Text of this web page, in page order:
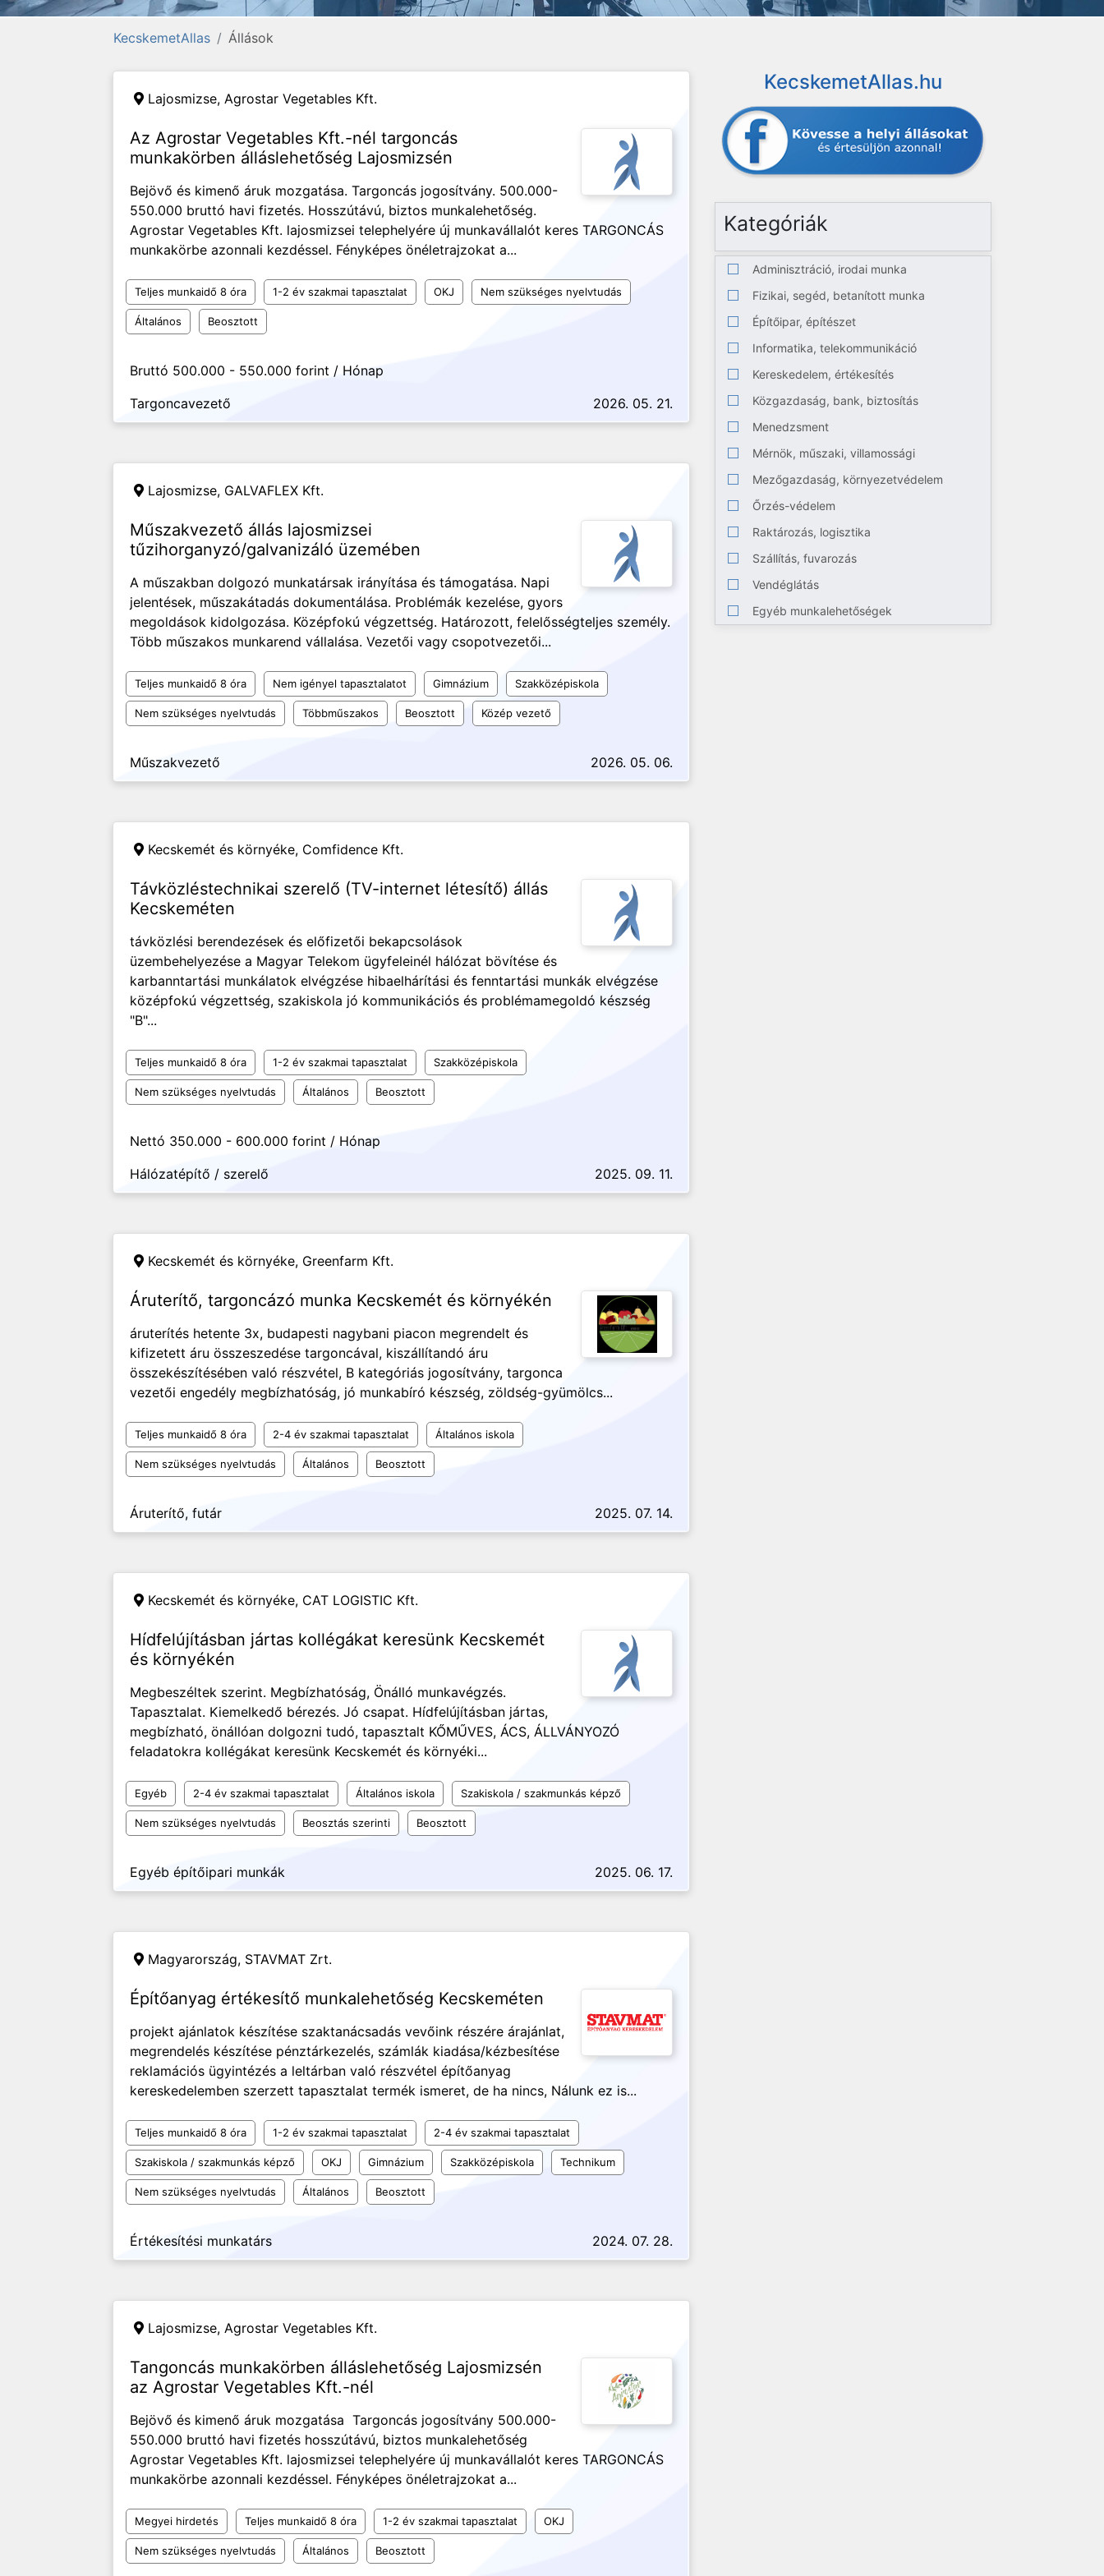
KecskemetAllas Állások
Lajosmizse, Agrostar Vegetables Kft.
Az Agrostar Vegetables Kft.-nél targoncás
munkakörben álláslehetőség Lajosmizsén
Bejövő és kimenő áruk mozgatása. Targoncás jogosítvány. 500.000-
550.000 bruttó havi fizetés. Hosszútávú, biztos munkalehetőség.
Agrostar Vegetables Kft. lajosmizsei telephelyére új munkavállalót keres TARGONCÁS
munkakörbe azonnali kezdéssel. Fényképes önéletrajzokat a...
Teljes munkaidő 8 óra 1-2 év szakmai tapasztalat OKJ Nem szükséges nyelvtudás
Általános Beosztott
Bruttó 500.000 - 550.000 forint / Hónap
Targoncavezető
2026. 05. 21.
Lajosmizse, GALVAFLEX Kft.
Műszakvezető állás lajosmizsei
tűzihorganyzó/galvanizáló üzemében
A műszakban dolgozó munkatársak irányítása és támogatása. Napi
jelentések, műszakátadás dokumentálása. Problémák kezelése, gyors
megoldások kidolgozása. Középfokú végzettség. Határozott, felelősségteljes személy.
Több műszakos munkarend vállalása. Vezetői vagy csopotvezetői...
Teljes munkaidő 8 óra Nem igényel tapasztalatot Gimnázium Szakközépiskola
Nem szükséges nyelvtudás Többműszakos Beosztott Közép vezető
Műszakvezető 2026. 05. 06.
Kecskemét és környéke, Comfidence Kft.
Távközléstechnikai szerelő (TV-internet létesítő) állás
Kecskeméten
távközlési berendezések és előfizetői bekapcsolások
üzembehelyezése a Magyar Telekom ügyfeleinél hálózat bövítése és
karbanntartási munkálatok elvégzése hibaelhárítási és fenntartási munkák elvégzése
középfokú végzettség, szakiskola jó kommunikációs és problémamegoldó készség
"B"...
Teljes munkaidő 8 óra 1-2 év szakmai tapasztalat Szakközépiskola
Nem szükséges nyelvtudás Általános Beosztott
Nettó 350.000 - 600.000 forint / Hónap
Hálózatépítő / szerelő
2025. 09. 11.
Kecskemét és környéke, Greenfarm Kft.
Áruterítő, targoncázó munka Kecskemét és környékén
áruterítés hetente 3x, budapesti nagybani piacon megrendelt és
kifizetett áru összeszedése targoncával, kiszállítandó áru
összekészítésében való részvétel, B kategóriás jogosítvány, targonca
vezetői engedély megbízhatóság, jó munkabíró készség, zöldség-gyümölcs...
Teljes munkaidő 8 óra 2-4 év szakmai tapasztalat Általános iskola
Nem szükséges nyelvtudás Általános Beosztott
Áruterítő, futár 2025. 07. 14.
Kecskemét és környéke, CAT LOGISTIC Kft.
Hídfelújításban jártas kollégákat keresünk Kecskemét
és környékén
Megbeszéltek szerint. Megbízhatóság, Önálló munkavégzés.
Tapasztalat. Kiemelkedő bérezés. Jó csapat. Hídfelújításban jártas,
megbízható, önállóan dolgozni tudó, tapasztalt KŐMŰVES, ÁCS, ÁLLVÁNYOZÓ
feladatokra kollégákat keresünk Kecskemét és környéki...
Egyéb 2-4 év szakmai tapasztalat Általános iskola Szakiskola / szakmunkás képző
Nem szükséges nyelvtudás Beosztás szerinti Beosztott
Egyéb építőipari munkák 2025. 06. 17.
Magyarország, STAVMAT Zrt.
Építőanyag értékesítő munkalehetőség Kecskeméten
projekt ajánlatok készítése szaktanácsadás vevőink részére árajánlat,
megrendelés készítése pénztárkezelés, számlák kiadása/kézbesítése
reklamációs ügyintézés a leltárban való részvétel építőanyag
kereskedelemben szerzett tapasztalat termék ismeret, de ha nincs, Nálunk ez is...
Teljes munkaidő 8 óra 1-2 év szakmai tapasztalat 2-4 év szakmai tapasztalat
Szakiskola / szakmunkás képző OKJ Gimnázium Szakközépiskola Technikum
Nem szükséges nyelvtudás Általános Beosztott
Értékesítési munkatárs 2024. 07. 28.
Lajosmizse, Agrostar Vegetables Kft.
Tangoncás munkakörben álláslehetőség Lajosmizsén
az Agrostar Vegetables Kft.-nél
Bejövő és kimenő áruk mozgatása Targoncás jogosítvány 500.000-
550.000 bruttó havi fizetés hosszútávú, biztos munkalehetőség
Agrostar Vegetables Kft. lajosmizsei telephelyére új munkavállalót keres TARGONCÁS
munkakörbe azonnali kezdéssel. Fényképes önéletrajzokat a...
Megyei hirdetés Teljes munkaidő 8 óra 1-2 év szakmai tapasztalat OKJ
Nem szükséges nyelvtudás Általános Beosztott
KecskemetAllas.hu
Kategóriák
Adminisztráció, irodai munka
Fizikai, segéd, betanított munka
Építőipar, építészet
Informatika, telekommunikáció
Kereskedelem, értékesítés
Közgazdaság, bank, biztosítás
Menedzsment
Mérnök, műszaki, villamossági
Mezőgazdaság, környezetvédelem
Őrzés-védelem
Raktározás, logisztika
Szállítás, fuvarozás
Vendéglátás
Egyéb munkalehetőségek